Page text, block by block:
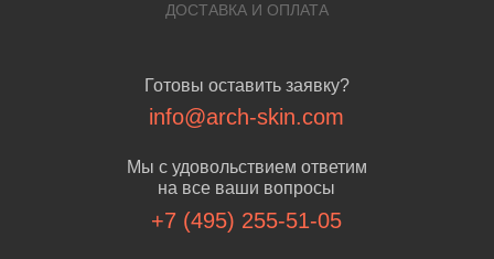
Готовы оставить заявку?
info@arch-skin.com
Мы с удовольствием ответим
на все ваши вопросы
+7 (495) 255-51-05
ДОСТАВКА И ОПЛАТА